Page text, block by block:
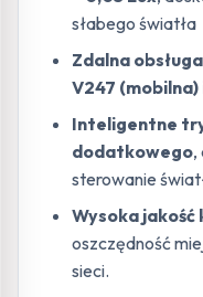
słabego światła
Zdalna
V247 (mobilna)
Inteligentne
dodatkowego,
sterowanie
Wysoka jakość
oszczędność
sieci.